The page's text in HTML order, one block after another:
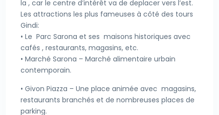
la , car le centre d’intérêt va de deplacer vers l’est.
Les attractions les plus fameuses à côté des tours
Gindi:
• Le Parc Sarona et ses maisons historiques avec
cafés , restaurants, magasins, etc.
• Marché Sarona – Marché alimentaire urbain
contemporain.
• Givon Piazza – Une place animée avec magasins,
restaurants branchés et de nombreuses places de
parking.